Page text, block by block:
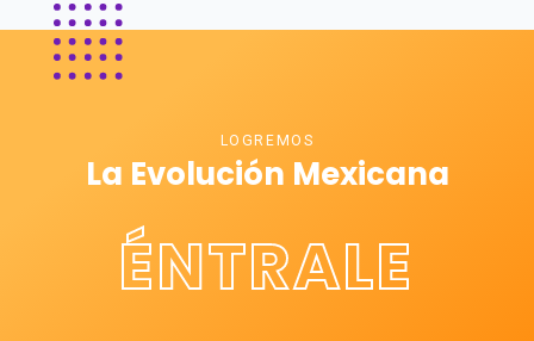
LOGREMOS
La Evolución Mexicana
ÉNTRALE